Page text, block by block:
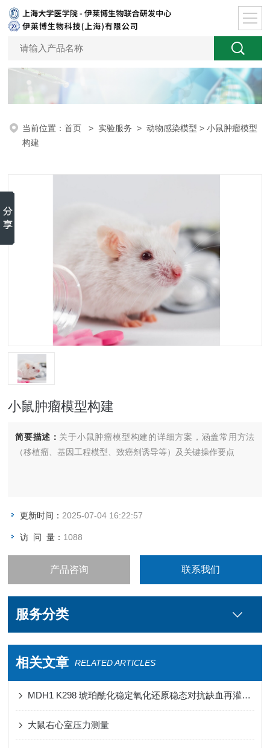
当前位置：首页 > 实验服务 >动物感染模型 > 小鼠肿瘤模型
构建
小鼠肿瘤模型构建
简要描述： 关于小鼠肿瘤模型构建的详细方案，涵盖常用方法
（移植瘤、基因工程模型、致癌剂诱导等）及关键操作要点
更新时间： 2025-07-04 16:22:57
访 问 量： 1088
产品咨询 联系我们
服务分类
相关文章 RELATED ARTICLES
MDH1 K298 琥珀酰化稳定氧化还原稳态对抗缺血再灌注损伤心肌铁死亡
大鼠右心室压力测量